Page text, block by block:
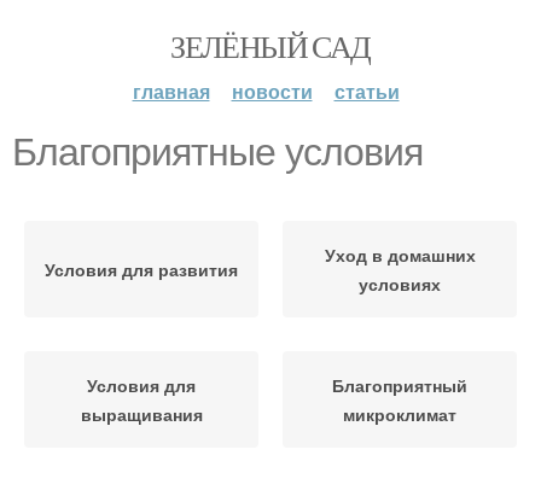
ЗЕЛЁНЫЙ САД
главная новости статьи
Благоприятные условия
Условия для развития
Уход в домашних
условиях
Условия для
выращивания
Благоприятный
микроклимат